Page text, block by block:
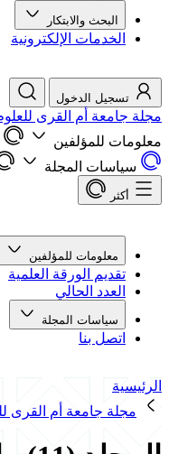
البحث والابتكار
الخدمات الإلكترونية
تسجيل الدخول
مجلة جامعة أم القرى
معلومات للمؤلفين
سياسات المجلة
أكثر
معلومات للمؤلفين
تقديم الورقة العلمية
العدد الحالي
سياسات المجلة
اتصل بنا
الرئيسية
مجلة جامعة أم القرى